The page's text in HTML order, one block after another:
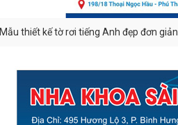
Mẫu thiết kế tờ rơi tiếng Anh đẹp đơn giản